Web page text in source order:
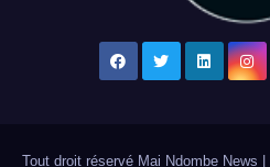
Tout droit réservé Mai Ndombe News